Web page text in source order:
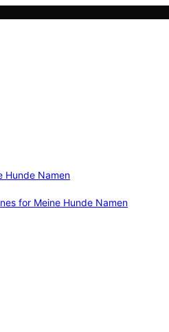
Hunde Namen
for Meine Hunde Namen